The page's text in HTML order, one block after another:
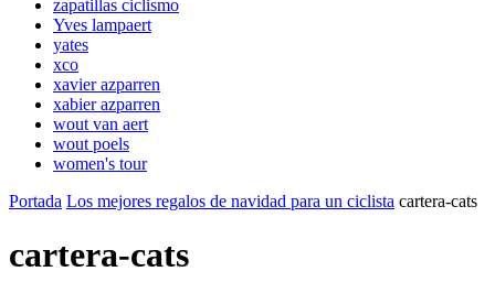
zapatillas ciclismo
Yves lampaert
yates
xco
xavier azparren
xabier azparren
wout van aert
wout poels
women's tour
Portada Los mejores regalos de navidad para un ciclista cartera-cats
cartera-cats